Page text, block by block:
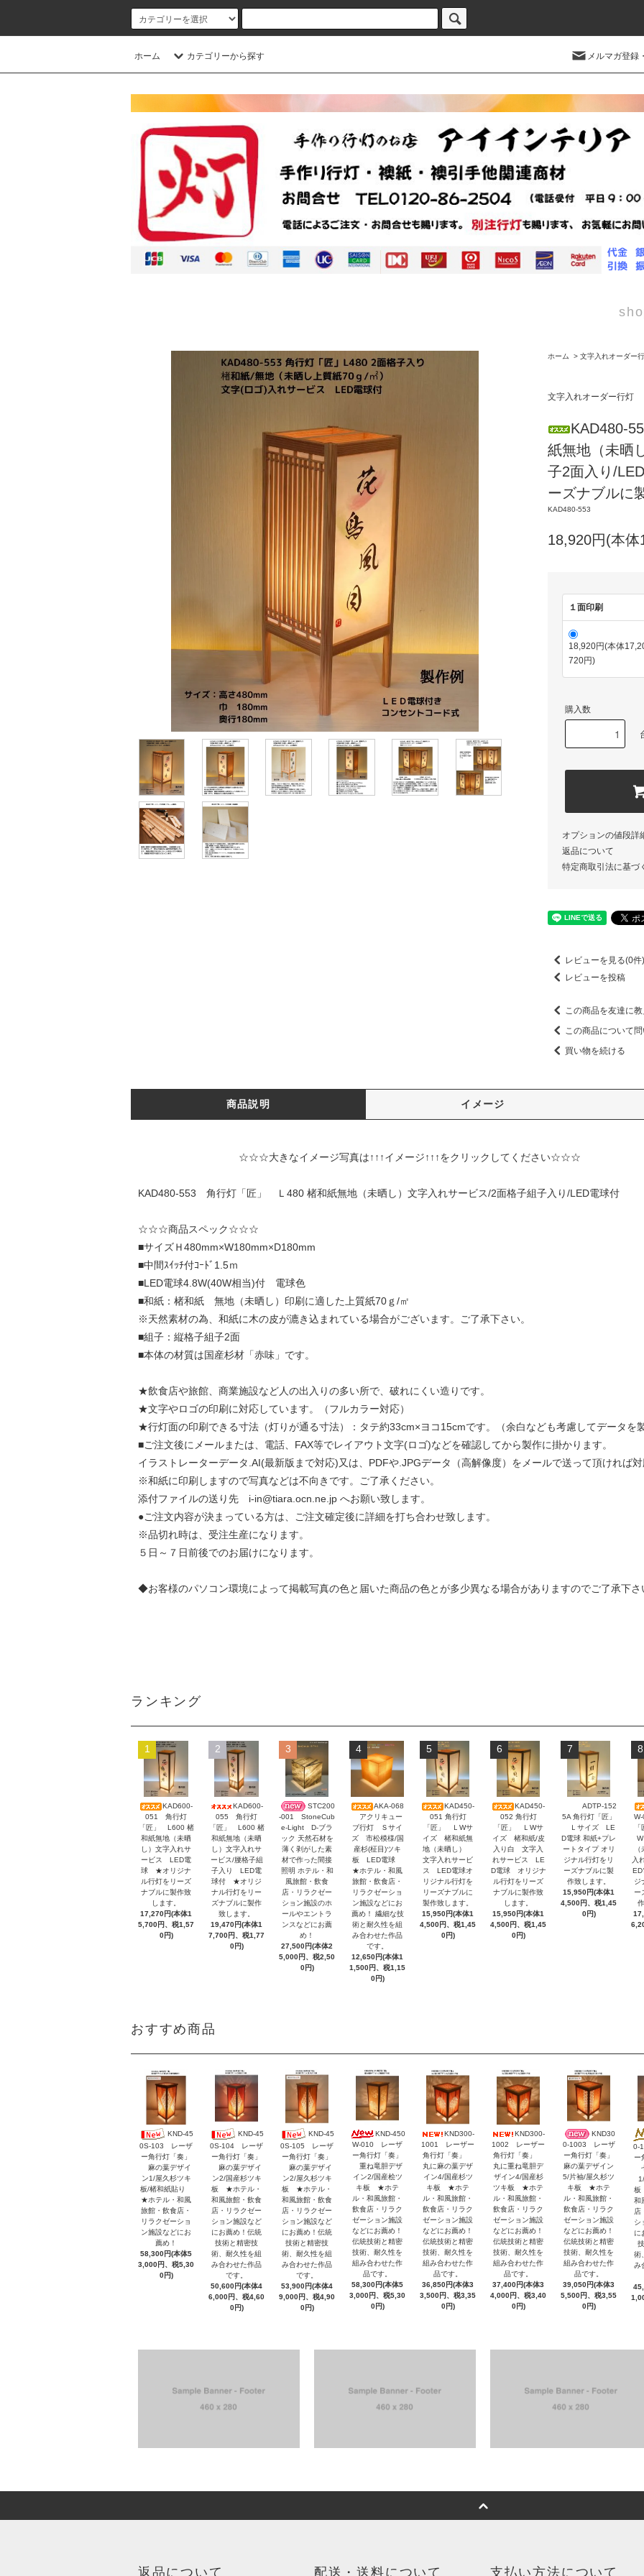
ホーム カテゴリーから探す メルマガ登録
ホーム > 文字入れオーダー
文字入れオーダー行灯
KAD480-
紙無地（未晒
子2面入り/
ーズナブルに
KAD480-553
18,920円(本
１面印刷
18,920円(本体
720円)
購入数
オプションの値段詳
返品について
特定商取引法に基づ
レビューを見る(0件)
レビューを投稿
この商品を友達に教
この商品について
買い物を続ける
商品説明 イメージ
☆☆☆大きなイメージ写真は↑↑↑イメージ↑↑↑をクリックしてください☆☆☆
KAD480-553 角行灯「匠」 Ｌ480 楮和紙無地（未晒し）文字入れサービス/2面格子組子入り/LED電球付
☆☆☆商品スペック☆☆☆
■サイズＨ480mm×W180mm×D180mm
■中間ｽｲｯﾁ付ｺｰﾄﾞ1.5ｍ
■LED電球4.8W(40W相当)付 電球色
■和紙：楮和紙 無地（未晒し）印刷に適した上質紙70ｇ/㎡
※天然素材の為、和紙に木の皮が漉き込まれている場合がございます。ご了承下さい。
■組子：縦格子組子2面
■本体の材質は国産杉材「赤味」です。
★飲食店や旅館、商業施設など人の出入りの多い所で、破れにくい造りです。
★文字やロゴの印刷に対応しています。（フルカラー対応）
★行灯面の印刷できる寸法（灯りが通る寸法）：タテ約33cm×ヨコ15cmです。（余白なども考慮してデータを
■ご注文後にメールまたは、電話、FAX等でレイアウト文字(ロゴ)などを確認してから製作に掛かります。
イラストレーターデータ.AI(最新版まで対応)又は、PDFや.JPGデータ（高解像度）をメールで送って頂ければ対
※和紙に印刷しますので写真などは不向きです。ご了承ください。
添付ファイルの送り先 i-in@tiara.ocn.ne.jp へお願い致します。
●ご注文内容が決まっている方は、ご注文確定後に詳細を打ち合わせ致します。
※品切れ時は、受注生産になります。
５日～７日前後でのお届けになります。
◆お客様のパソコン環境によって掲載写真の色と届いた商品の色とが多少異なる場合がありますのでご了承下さ
ランキング
1
KAD600-
051 角行灯
「匠」 L600 楮
和紙無地（未晒
し）文字入れサ
ービス LED電
球 ★オリジナ
ル行灯をリーズ
ナブルに製作致
します。
17,270円(本体1
5,700円、税1,57
0円)
2
KAD600-
055 角行灯
「匠」 L600 楮
和紙無地（未晒
し）文字入れサ
ービス/腰格子組
子入り LED電
球付 ★オリジ
ナル行灯をリー
ズナブルに製作
致します。
19,470円(本体1
7,700円、税1,77
0円)
3
STC200
-001 StoneCub
e-Light D-ブラ
ック 天然石材を
薄く剥がした素
材で作った間接
照明 ホテル・和
風旅館・飲食
店・リラクゼー
ション施設のホ
ールやエントラ
ンスなどにお薦
め！
27,500円(本体2
5,000円、税2,50
0円)
4
AKA-068
アクリキュー
ブ行灯 Ｓサイ
ズ 市松模様/国
産杉(柾目)ツキ
板 LED電球
★ホテル・和風
旅館・飲食店・
リラクゼーショ
ン施設などにお
薦め！ 繊細な技
術と耐久性を組
み合わせた作品
です。
12,650円(本体1
1,500円、税1,15
0円)
5
KAD450-
051 角行灯
「匠」 ＬWサ
イズ 楮和紙無
地（未晒し）
文字入れサービ
ス LED電球オ
リジナル行灯を
リーズナブルに
製作致します。
15,950円(本体1
4,500円、税1,45
0円)
6
KAD450-
052 角行灯
「匠」 ＬWサ
イズ 楮和紙/皮
入り白 文字入
れサービス LE
D電球 オリジナ
ル行灯をリーズ
ナブルに製作致
します。
15,950円(本体1
4,500円、税1,45
0円)
7
ADTP-152
5A 角行灯「匠」
Ｌサイズ LE
D電球 和紙+プレ
ートタイプ オリ
ジナル行灯をリ
ーズナブルに製
作致します。
15,950円(本体1
4,500円、税1,45
0円)
8
入
ジ
ー
おすすめ商品
KND-45
0S-103 レーザ
ー角行灯「奏」
麻の葉デザイ
ン1/屋久杉ツキ
板/楮和紙貼り
★ホテル・和風
旅館・飲食店・
リラクゼーショ
ン施設などにお
薦め！
58,300円(本体5
3,000円、税5,30
0円)
KND-45
0S-104 レーザ
ー角行灯「奏」
麻の葉デザイ
ン2/国産杉ツキ
板 ★ホテル・
和風旅館・飲食
店・リラクゼー
ション施設など
にお薦め！伝統
技術と精密技
術、耐久性を組
み合わせた作品
です。
50,600円(本体4
6,000円、税4,60
0円)
KND-45
0S-105 レーザ
ー角行灯「奏」
麻の葉デザイ
ン2/屋久杉ツキ
板 ★ホテル・
和風旅館・飲食
店・リラクゼー
ション施設など
にお薦め！伝統
技術と精密技
術、耐久性を組
み合わせた作品
です。
53,900円(本体4
9,000円、税4,90
0円)
KND-450
W-010 レーザ
ー角行灯「奏」
重ね竜胆デザ
イン2/国産桧ツ
キ板 ★ホテ
ル・和風旅館・
飲食店・リラク
ゼーション施設
などにお薦め！
伝統技術と精密
技術、耐久性を
組み合わせた作
品です。
58,300円(本体5
3,000円、税5,30
0円)
KND300-
1001 レーザー
角行灯「奏」
丸に麻の葉デザ
イン4/国産杉ツ
キ板 ★ホテ
ル・和風旅館・
飲食店・リラク
ゼーション施設
などにお薦め！
伝統技術と精密
技術、耐久性を
組み合わせた作
品です。
36,850円(本体3
3,500円、税3,35
0円)
KND300-
1002 レーザー
角行灯「奏」
丸に重ね竜胆デ
ザイン4/国産杉
ツキ板 ★ホテ
ル・和風旅館・
飲食店・リラク
ゼーション施設
などにお薦め！
伝統技術と精密
技術、耐久性を
組み合わせた作
品です。
37,400円(本体3
4,000円、税3,40
0円)
KND30
0-1003 レーザ
ー角行灯「奏」
麻の葉デザイン
5/片袖/屋久杉ツ
キ板 ★ホテ
ル・和風旅館・
飲食店・リラク
ゼーション施設
などにお薦め！
伝統技術と精密
技術、耐久性を
組み合わせた作
品です。
39,050円(本体3
5,500円、税3,55
0円)
0-
ー
板
和
店
シ
に
術
み
返品について 配送・送料について 支払い方法について